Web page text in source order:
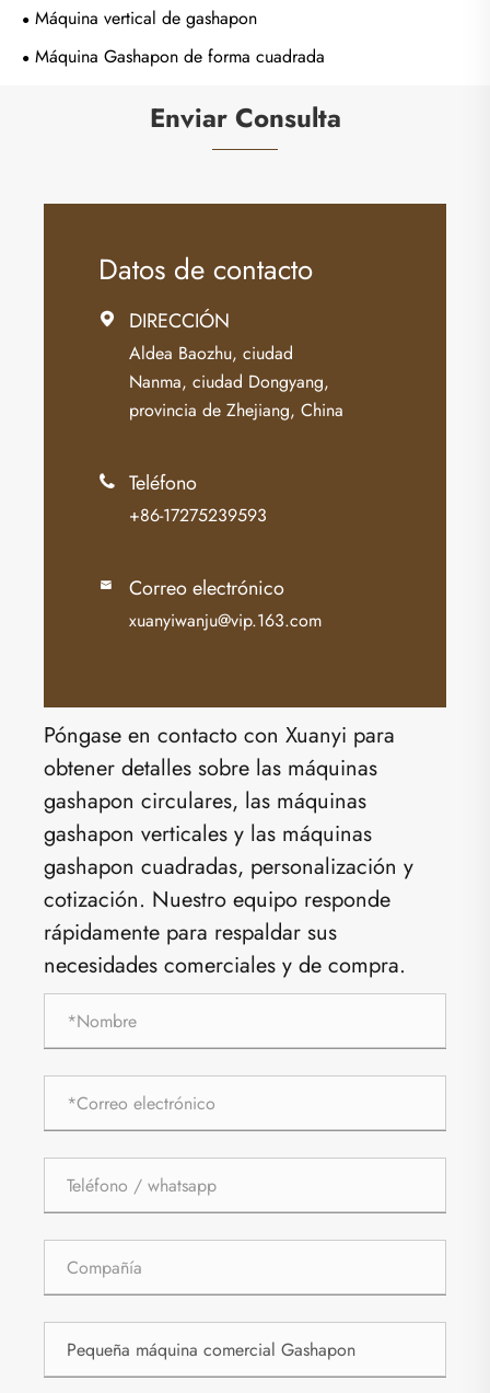
Máquina vertical de gashapon
Máquina Gashapon de forma cuadrada
Enviar Consulta
Datos de contacto
 DIRECCIÓN
Aldea Baozhu, ciudad
Nanma, ciudad Dongyang,
provincia de Zhejiang, China
 Teléfono
+86-17275239593
 Correo electrónico
xuanyiwanju@vip.163.com
Póngase en contacto con Xuanyi para
obtener detalles sobre las máquinas
gashapon circulares, las máquinas
gashapon verticales y las máquinas
gashapon cuadradas, personalización y
cotización. Nuestro equipo responde
rápidamente para respaldar sus
necesidades comerciales y de compra.